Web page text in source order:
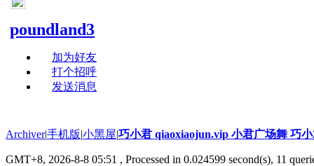
poundland3
加为好友
打个招呼
发送消息
Archiver|手机版|小黑屋|巧小君 qiaoxiaojun.vip 小君广场舞 巧
GMT+8, 2026-8-8 05:51 , Processed in 0.024599 second(s), 11